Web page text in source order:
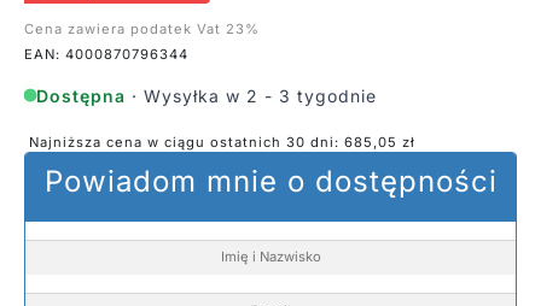
Cena zawiera podatek Vat 23%
EAN: 4000870796344
Dostępna · Wysyłka w 2 - 3 tygodnie
Najniższa cena w ciągu ostatnich 30 dni: 685,05 zł
Powiadom mnie o dostępności